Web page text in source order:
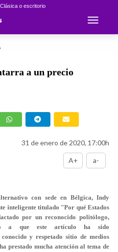
o escritorio
Toggle
a un precio
31 de enero de 2020, 17:00h
A+ a-
con sede en Bélgica, Indy
inteligente titulado "Por qué Estados
por un reconocido politólogo,
a que este artículo ha sido
y respetado sitio de medios
prestado mucha atención al tema de